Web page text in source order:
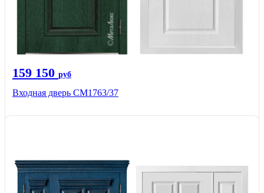
159 150 руб
Входная дверь СМ1763/37